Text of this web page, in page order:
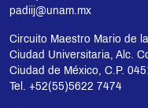
padiij@unam.mx
Circuito Maestro Mario de
Ciudad Universitaria, Alc.
Ciudad de México, C.P.
Tel. +52(55)5622 7474